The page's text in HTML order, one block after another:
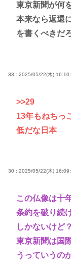
東京新聞が何
本来なら返還
を書くべきだ
33 : 2025/05/22(木)
>>29
13年もねちっ
低だな日本
30 : 2025/05/22(木)
この仏像は十
条約を破り続
しかないけど？
東京新聞は国
うっていうの